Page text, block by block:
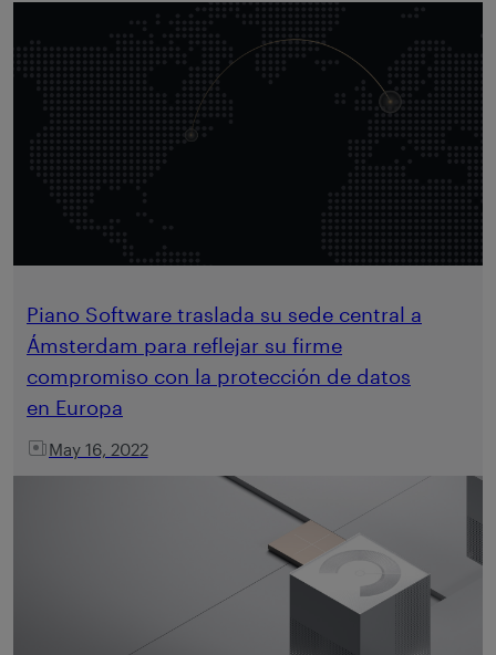
Piano Software traslada su sede central a
Ámsterdam para reflejar su firme
compromiso con la protección de datos
en Europa
May 16, 2022